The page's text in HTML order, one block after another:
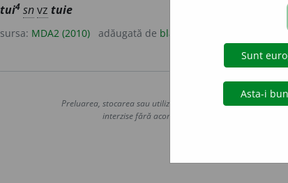
tui4 snvz tuie
sursa: MDA2 (2010) adăugată de blaurb.
Copyright ©
Preluarea, stocarea sau utilizarea datelor de pe acest site,
interzise fără acordul nostru prealabil scris, cu